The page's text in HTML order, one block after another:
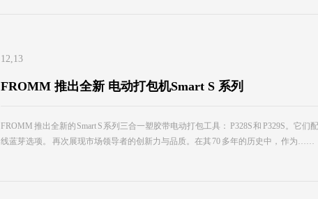
12,13
FROMM 推出全新 电动打包机Smart S 系列
FROMM 推出全新的 Smart S 系列三合一塑胶带电动打包工具： P328S 和 P329S。它
线蓝芽选项。 再次展现市场领导者的创新力与品质。在其 70 多年的历史中， 作为……